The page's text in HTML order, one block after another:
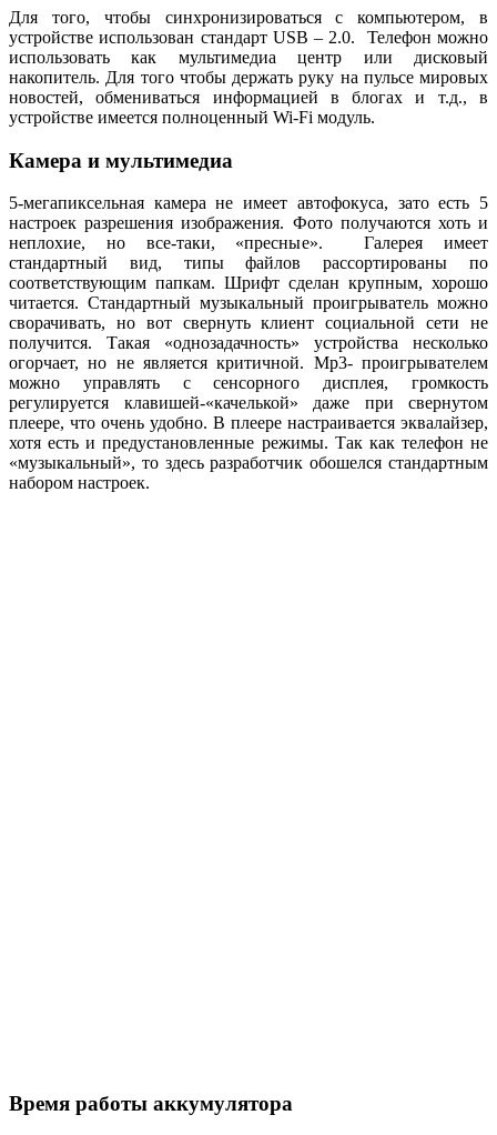
Для того, чтобы синхронизироваться с компьютером, в
устройстве использован стандарт USB – 2.0. Телефон можно
использовать как мультимедиа центр или дисковый
накопитель. Для того чтобы держать руку на пульсе мировых
новостей, обмениваться информацией в блогах и т.д., в
устройстве имеется полноценный Wi-Fi модуль.
Камера и мультимедиа
5-мегапиксельная камера не имеет автофокуса, зато есть 5
настроек разрешения изображения. Фото получаются хоть и
неплохие, но все-таки, «пресные». Галерея имеет
стандартный вид, типы файлов рассортированы по
соответствующим папкам. Шрифт сделан крупным, хорошо
читается. Стандартный музыкальный проигрыватель можно
сворачивать, но вот свернуть клиент социальной сети не
получится. Такая «однозадачность» устройства несколько
огорчает, но не является критичной. Mp3- проигрывателем
можно управлять с сенсорного дисплея, громкость
регулируется клавишей-«качелькой» даже при свернутом
плеере, что очень удобно. В плеере настраивается эквалайзер,
хотя есть и предустановленные режимы. Так как телефон не
«музыкальный», то здесь разработчик обошелся стандартным
набором настроек.
Время работы аккумулятора